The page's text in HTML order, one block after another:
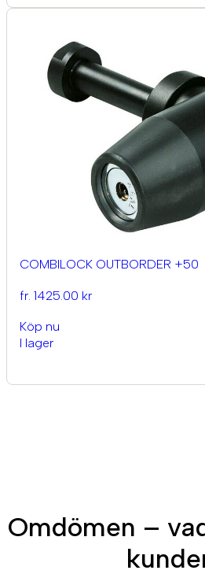
COMBILOCK OUTBORDER +50
fr. 1425.00 kr
Köp nu
I lager
Omdömen –